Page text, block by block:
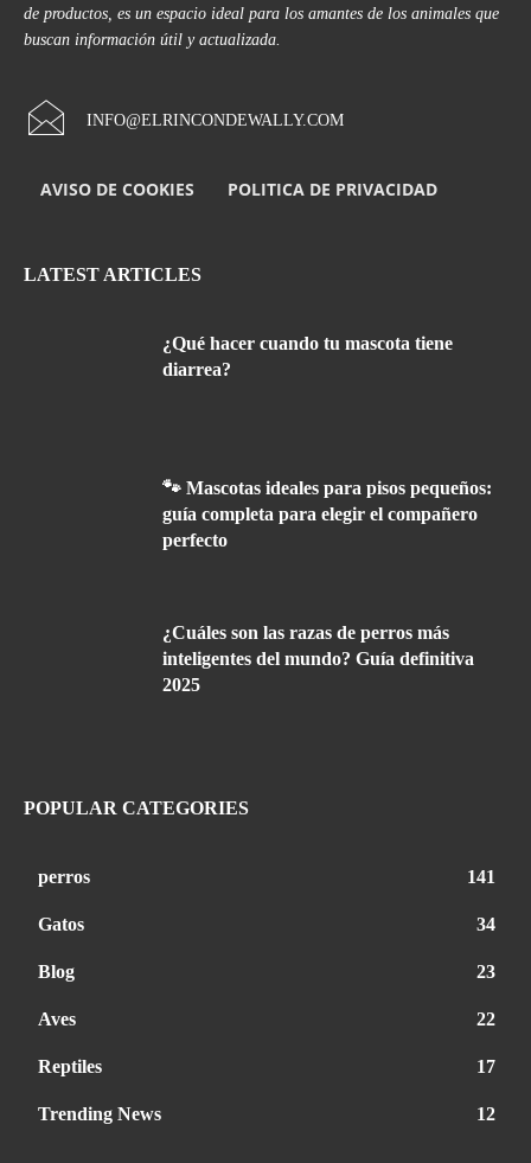
de productos, es un espacio ideal para los amantes de los animales que
buscan información útil y actualizada.
INFO@ELRINCONDEWALLY.COM
AVISO DE COOKIES POLITICA DE PRIVACIDAD
LATEST ARTICLES
¿Qué hacer cuando tu mascota tiene
diarrea?
🐾 Mascotas ideales para pisos pequeños:
guía completa para elegir el compañero
perfecto
¿Cuáles son las razas de perros más
inteligentes del mundo? Guía definitiva
2025
POPULAR CATEGORIES
perros 141
Gatos 34
Blog 23
Aves 22
Reptiles 17
Trending News 12